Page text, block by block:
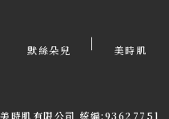
默絲朵兒 | 美時肌
美時肌有限公司 統編:93627751